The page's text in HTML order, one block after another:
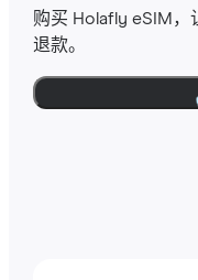
购买 Holafly eSIM，
退款。